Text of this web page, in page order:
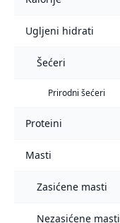
Ugljeni hidrati
Šećeri
Prirodni šećeri
Proteini
Masti
Zasićene masti
Nezasićene masti